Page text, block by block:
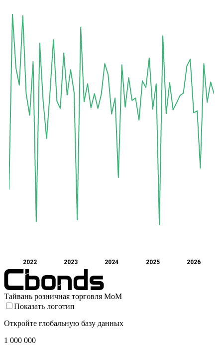
2022 2023 2024 2025 2026
Тайвань розничная торговля MoM
Показать логотип
Откройте глобальную базу данных
1 000 000